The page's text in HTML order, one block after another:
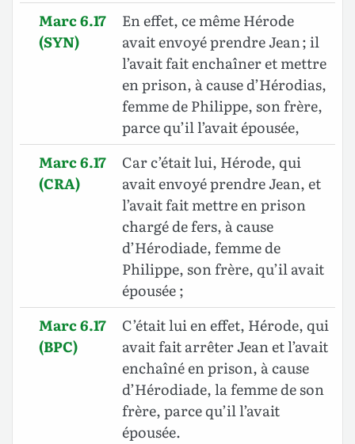
Marc 6.17
(SYN)
En effet, ce même Hérode
avait envoyé prendre Jean ; il
l’avait fait enchaîner et mettre
en prison, à cause d’Hérodias,
femme de Philippe, son frère,
parce qu’il l’avait épousée,
Marc 6.17
(CRA)
Car c’était lui, Hérode, qui
avait envoyé prendre Jean, et
l’avait fait mettre en prison
chargé de fers, à cause
d’Hérodiade, femme de
Philippe, son frère, qu’il avait
épousée ;
Marc 6.17
(BPC)
C’était lui en effet, Hérode, qui
avait fait arrêter Jean et l’avait
enchaîné en prison, à cause
d’Hérodiade, la femme de son
frère, parce qu’il l’avait
épousée.